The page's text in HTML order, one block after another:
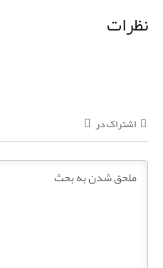
نظرات
اشتراک در